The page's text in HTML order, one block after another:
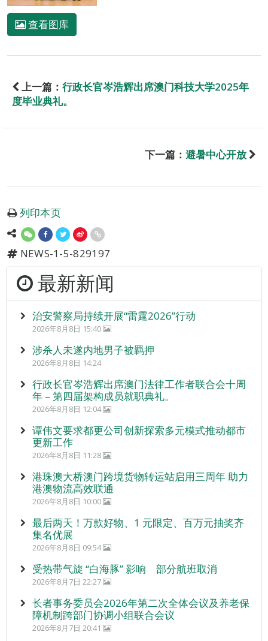
查看图库
上一篇： 行政长官岑浩辉出席澳门科技大学2025年
度毕业典礼。
下一篇： 避暑中心开放
列印本页
NEWS-1-5-829197
最新新闻
治安警察局持续开展“雷霆2026”行动
2026年8月8日 15:40
涉杀人未遂内地男子被羁押
2026年8月8日 14:24
行政长官岑浩辉出席澳门法律工作者联合会十周
年 – 第四届架构成员就职典礼。
2026年8月8日 12:04
谭伟文要求都更公司创新探索多元模式推动都市
更新工作
2026年8月8日 11:28
港珠澳大桥澳门跨境货物转运站启用三周年 助力
港澳物流高效联通
2026年8月8日 10:00
最后两天！万款好物、1 元限定、百万元抽奖齐
集名优展
2026年8月8日 09:54
受热带气旋 “白海豚” 影响 部分航班取消
2026年8月7日 22:27
长者事务委员会2026年第二次全体会议及养老保
障机制跨部门协调小组联合会议
2026年8月7日 20:41